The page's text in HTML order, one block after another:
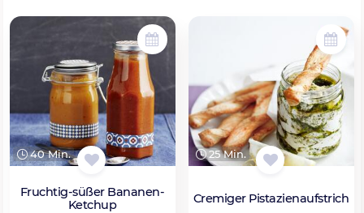
40 Min.
Fruchtig-süßer Bananen-
Ketchup
25 Min.
Cremiger Pistazienaufstrich